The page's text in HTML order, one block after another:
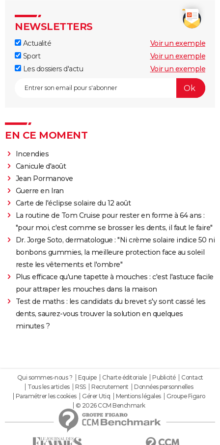
NEWSLETTERS
Actualité
Voir un exemple
Sport
Voir un exemple
Les dossiers d'actu
Voir un exemple
EN CE MOMENT
Incendies
Canicule d'août
Jean Pormanove
Guerre en Iran
Carte de l'éclipse solaire du 12 août
La routine de Tom Cruise pour rester en forme à 64 ans :
"pour moi, c'est comme se brosser les dents, il faut le faire"
Dr. Jorge Soto, dermatologue : "Ni crème solaire indice 50 ni
bonbons gummies, la meilleure protection face au soleil
reste les vêtements et l'ombre"
Plus efficace qu'une tapette à mouches : c'est l'astuce facile
pour attraper les mouches dans la maison
Test de maths : les candidats du brevet s'y sont cassé les
dents, saurez-vous trouver la solution en quelques
minutes ?
Qui sommes-nous ? Equipe Charte éditoriale Publicité
Contact
Tous les articles
RSS Recrutement
Données personnelles
Paramétrer les cookies
Gérer Utiq Mentions légales
Groupe Figaro
© 2026 CCM Benchmark